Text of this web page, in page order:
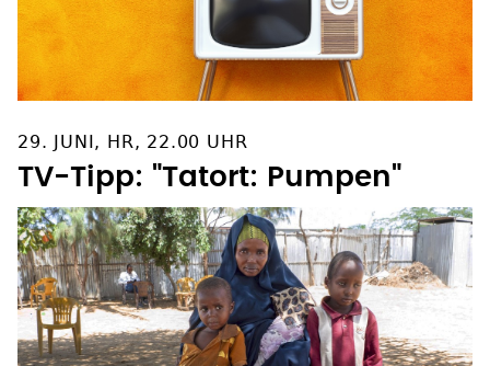
29. JUNI, HR, 22.00 UHR
TV-Tipp: "Tatort: Pumpen"